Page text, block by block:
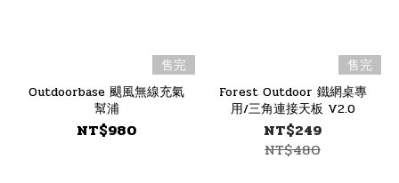
售完
Outdoorbase 颶風無線充氣
幫浦
NT$980
售完
Forest Outdoor 鐵網桌專
用/三角連接天板 V2.0
NT$249
NT$480